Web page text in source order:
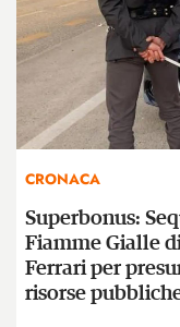
CRONACA
Superbonus:
Fiamme Gialle
Ferrari per
risorse